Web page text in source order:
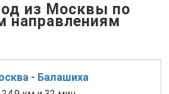
из Москвы по
направлениям
- Балашиха